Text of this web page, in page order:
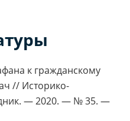
к гражданскому
// Историко-
— 2020. — № 35. —